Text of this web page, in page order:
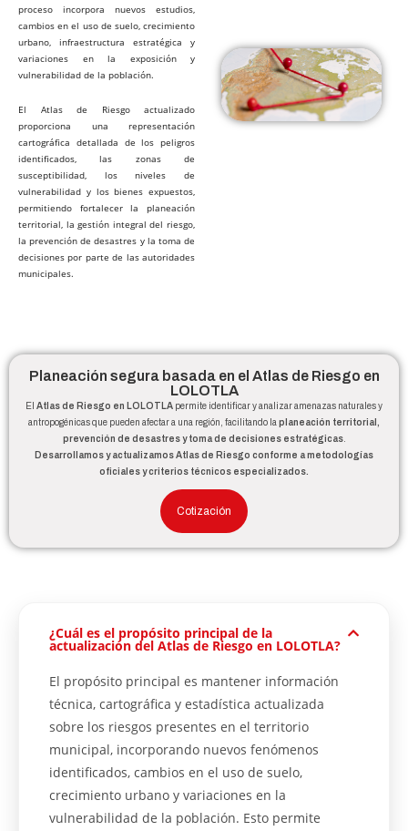
proceso incorpora nuevos estudios,
cambios en el uso de suelo, crecimiento
urbano, infraestructura estratégica y
variaciones en la exposición y
vulnerabilidad de la población.
El Atlas de Riesgo actualizado
proporciona una representación
cartográfica detallada de los peligros
identificados, las zonas de
susceptibilidad, los niveles de
vulnerabilidad y los bienes expuestos,
permitiendo fortalecer la planeación
territorial, la gestión integral del riesgo,
la prevención de desastres y la toma de
decisiones por parte de las autoridades
municipales.
Planeación segura basada en el Atlas de Riesgo en
LOLOTLA
El Atlas de Riesgo en LOLOTLA permite identificar y analizar amenazas naturales y
antropogénicas que pueden afectar a una región, facilitando la planeación territorial,
prevención de desastres y toma de decisiones estratégicas.
Desarrollamos y actualizamos Atlas de Riesgo conforme a metodologías
oficiales y criterios técnicos especializados.
Cotización
¿Cuál es el propósito principal de la
actualización del Atlas de Riesgo en LOLOTLA?
El propósito principal es mantener información
técnica, cartográfica y estadística actualizada
sobre los riesgos presentes en el territorio
municipal, incorporando nuevos fenómenos
identificados, cambios en el uso de suelo,
crecimiento urbano y variaciones en la
vulnerabilidad de la población. Esto permite